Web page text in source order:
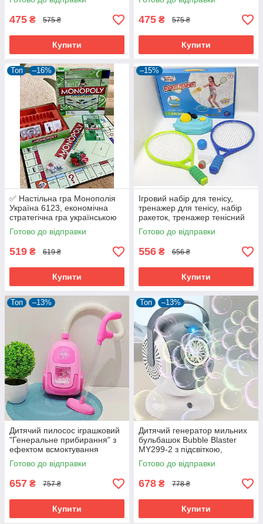
475 ₴ 575 ₴
Купити
475 ₴ 575 ₴
Купити
Топ –16%
✅ Настільна гра Монополія
Україна 6123, економічна
стратегічна гра українською
Готово до відправки
519 ₴ 619 ₴
Купити
–15%
Ігровий набір для тенісу,
тренажер для тенісу, набір
ракеток, тренажер тенісний
м'яч на гумці
Готово до відправки
556 ₴ 656 ₴
Купити
Топ –13%
Дитячий пилосос іграшковий
"Генеральне прибирання" з
ефектом всмоктування
кульок
Готово до відправки
657 ₴ 757 ₴
Купити
Топ –13%
Дитячий генератор мильних
бульбашок Bubble Blaster
MY299-2 з підсвіткою,
рідиною й обертанням
Готово до відправки
678 ₴ 778 ₴
Купити